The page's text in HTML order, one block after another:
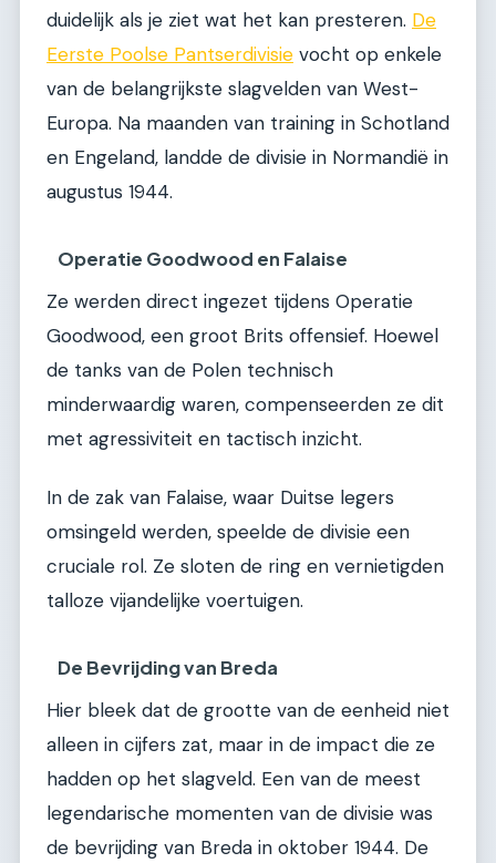
duidelijk als je ziet wat het kan presteren. De
Eerste Poolse Pantserdivisie vocht op enkele
van de belangrijkste slagvelden van West-
Europa. Na maanden van training in Schotland
en Engeland, landde de divisie in Normandië in
augustus 1944.
Operatie Goodwood en Falaise
Ze werden direct ingezet tijdens Operatie
Goodwood, een groot Brits offensief. Hoewel
de tanks van de Polen technisch
minderwaardig waren, compenseerden ze dit
met agressiviteit en tactisch inzicht.
In de zak van Falaise, waar Duitse legers
omsingeld werden, speelde de divisie een
cruciale rol. Ze sloten de ring en vernietigden
talloze vijandelijke voertuigen.
De Bevrijding van Breda
Hier bleek dat de grootte van de eenheid niet
alleen in cijfers zat, maar in de impact die ze
hadden op het slagveld. Een van de meest
legendarische momenten van de divisie was
de bevrijding van Breda in oktober 1944. De